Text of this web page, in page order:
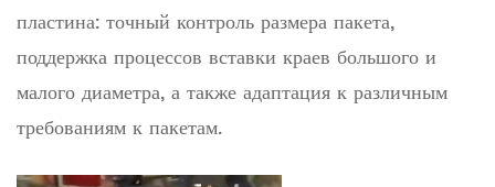
пластина: точный контроль размера пакета,
поддержка процессов вставки краев большого и
малого диаметра, а также адаптация к различным
требованиям к пакетам.